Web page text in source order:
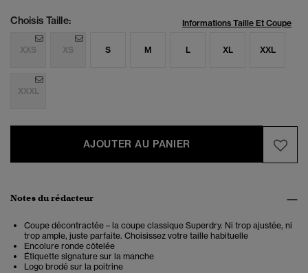
Choisis Taille: Informations Taille Et Coupe
XXS XS S M L XL XXL
XXXL
AJOUTER AU PANIER
Notes du rédacteur
Coupe décontractée – la coupe classique Superdry. Ni trop ajustée, ni
trop ample, juste parfaite. Choisissez votre taille habituelle
Encolure ronde côtelée
Étiquette signature sur la manche
Logo brodé sur la poitrine